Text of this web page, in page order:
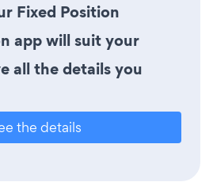
Fixed Position
app will suit your
all the details you
the details